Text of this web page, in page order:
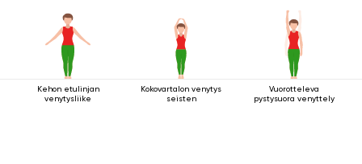
Kehon etulinjan
venytysliike
Kokovartalon venytys
seisten
Vuorotteleva
pystysuora venyttely